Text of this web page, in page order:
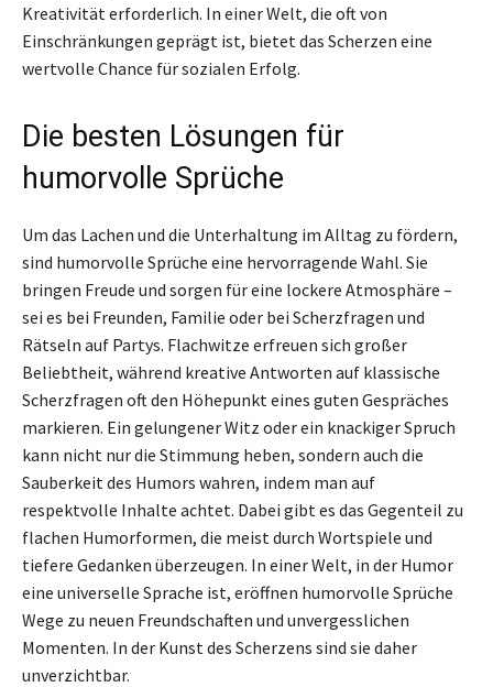
Kreativität erforderlich. In einer Welt, die oft von
Einschränkungen geprägt ist, bietet das Scherzen eine
wertvolle Chance für sozialen Erfolg.
Die besten Lösungen für
humorvolle Sprüche
Um das Lachen und die Unterhaltung im Alltag zu fördern,
sind humorvolle Sprüche eine hervorragende Wahl. Sie
bringen Freude und sorgen für eine lockere Atmosphäre –
sei es bei Freunden, Familie oder bei Scherzfragen und
Rätseln auf Partys. Flachwitze erfreuen sich großer
Beliebtheit, während kreative Antworten auf klassische
Scherzfragen oft den Höhepunkt eines guten Gespräches
markieren. Ein gelungener Witz oder ein knackiger Spruch
kann nicht nur die Stimmung heben, sondern auch die
Sauberkeit des Humors wahren, indem man auf
respektvolle Inhalte achtet. Dabei gibt es das Gegenteil zu
flachen Humorformen, die meist durch Wortspiele und
tiefere Gedanken überzeugen. In einer Welt, in der Humor
eine universelle Sprache ist, eröffnen humorvolle Sprüche
Wege zu neuen Freundschaften und unvergesslichen
Momenten. In der Kunst des Scherzens sind sie daher
unverzichtbar.